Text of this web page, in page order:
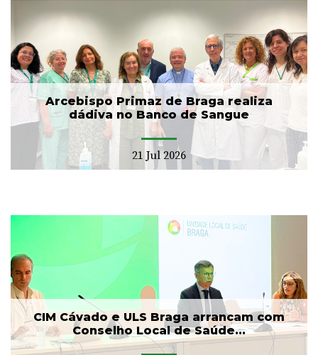
Arcebispo Primaz de Braga realiza
dádiva no Banco de Sangue
21 Jul 2026
CIM Cávado e ULS Braga arrancam com
Conselho Local de Saúde...